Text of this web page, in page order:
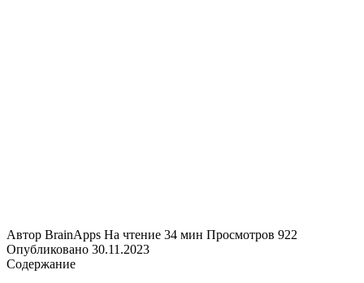
Автор BrainApps На чтение 34 мин Просмотров 922
Опубликовано 30.11.2023
Содержание